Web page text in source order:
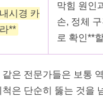
시경 카
**
막힘 원인
손, 정체
로 확인**
같은 전문가들은 보통
척은 단순히 뚫는 것을